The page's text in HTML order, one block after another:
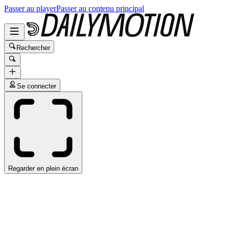
Passer au playerPasser au contenu principal
Rechercher
Se connecter
Regarder en plein écran